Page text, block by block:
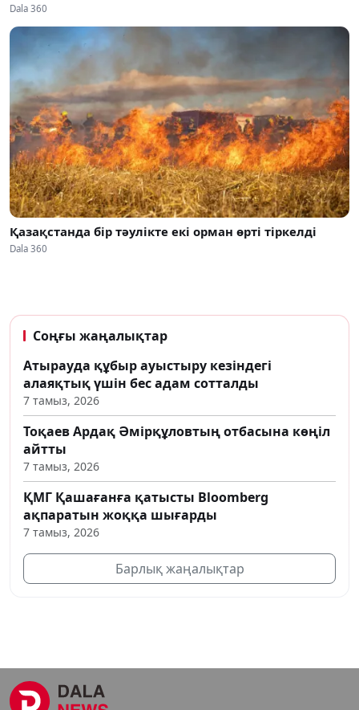
Dala 360
Қазақстанда бір тәулікте екі орман өрті тіркелді
Dala 360
Соңғы жаңалықтар
Атырауда құбыр ауыстыру кезіндегі
алаяқтық үшін бес адам сотталды
7 тамыз, 2026
Тоқаев Ардақ Әмірқұловтың отбасына көңіл
айтты
7 тамыз, 2026
ҚМГ Қашағанға қатысты Bloomberg
ақпаратын жоққа шығарды
7 тамыз, 2026
Барлық жаңалықтар